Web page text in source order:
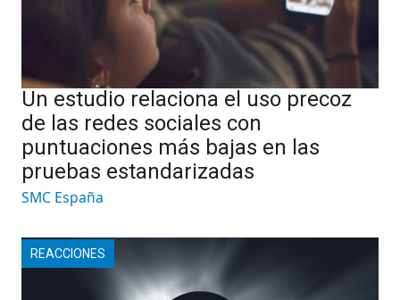
Un estudio relaciona el uso precoz
de las redes sociales con
puntuaciones más bajas en las
pruebas estandarizadas
SMC España
REACCIONES